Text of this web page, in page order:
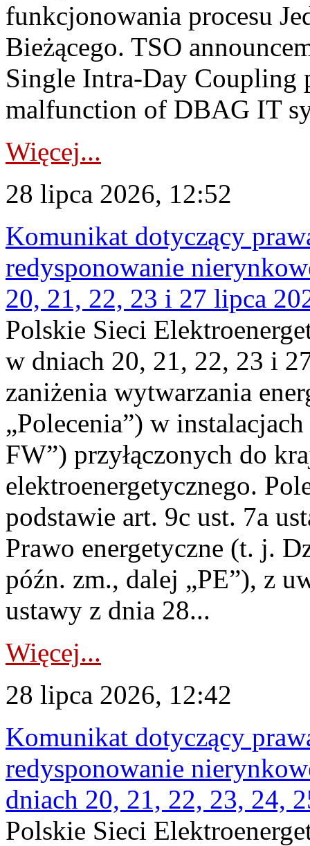
funkcjonowania procesu
Bieżącego. TSO
Single Intra-Day Coupling
malfunction of DBAG IT
Więcej...
28 lipca 2026, 12:52
Komunikat dotyczący
redysponowanie
20, 21, 22, 23 i 27 lipca
Polskie Sieci
w dniach 20, 21, 22, 23 i
zaniżenia wytwarzania
„Polecenia”) w
FW”) przyłączonych do
elektroenergetycznego.
podstawie art. 9c ust. 7a
Prawo energetyczne (t. j.
późn. zm., dalej „PE”), z
ustawy z dnia 28...
Więcej...
28 lipca 2026, 12:42
Komunikat dotyczący
redysponowanie
dniach 20, 21, 22, 23, 24,
Polskie Sieci